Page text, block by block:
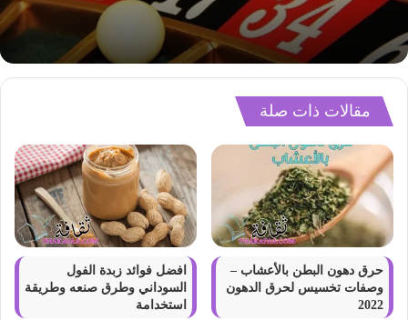
مقالات ذات صلة
حرق دهون البطن بالأعشاب –
وصفات تخسيس لحرق الدهون
2022
افضل فوائد زبدة الفول
السوداني وطرق صنعه وطريقة
استخدامة